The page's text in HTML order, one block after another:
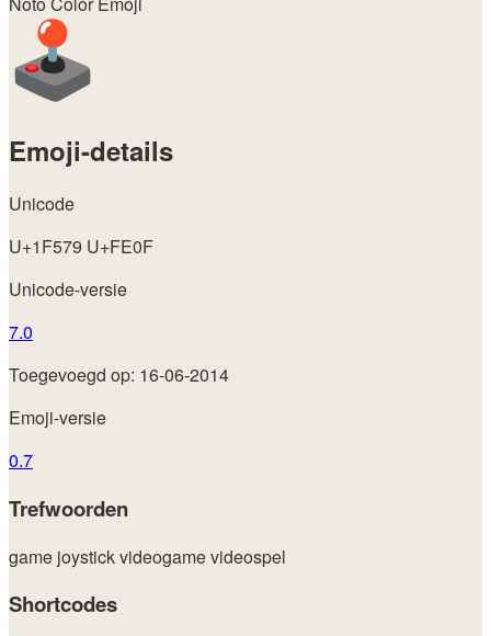
Emoji-details
Unicode
U+1F579 U+FE0F
Unicode-versie
7.0
Toegevoegd op: 16-06-2014
Emoji-versie
0.7
Trefwoorden
game joystickvideogamevideospel
Shortcodes